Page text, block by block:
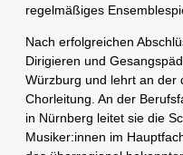
regelmäßiges
Nach erfolgreichen
Dirigieren und
Würzburg und lehrt an der
Chorleitung. An der
in Nürnberg leitet sie die
Musiker:innen im